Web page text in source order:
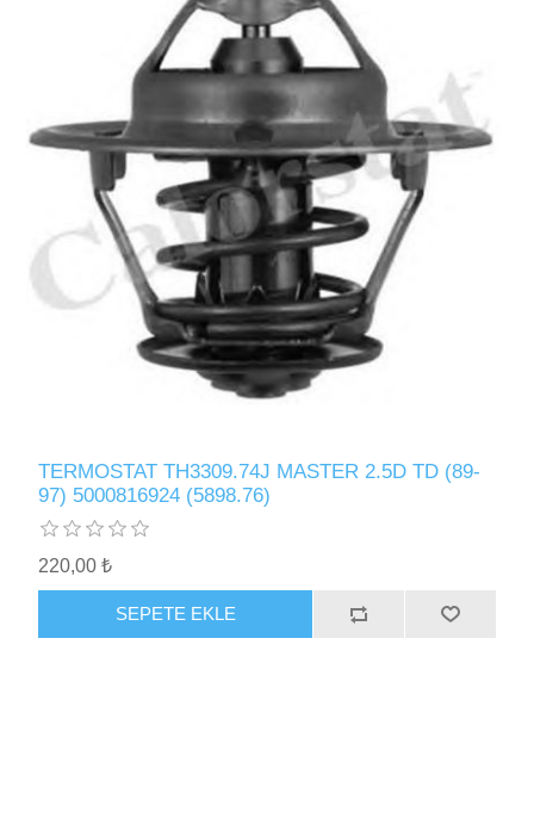
TERMOSTAT TH3309.74J MASTER 2.5D TD (89-
97) 5000816924 (5898.76)
220,00 ₺
SEPETE EKLE